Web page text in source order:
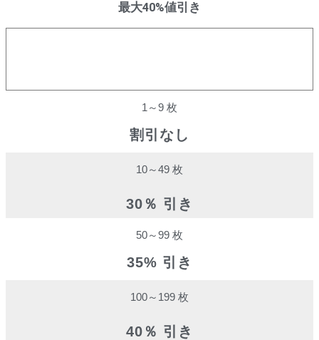
最大40%値引き
1～9 枚
割引なし
10～49 枚
30％ 引き
50～99 枚
35% 引き
100～199 枚
40％ 引き